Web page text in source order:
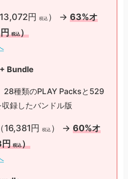
円 税込 ） → 63%オ
税込）
Bundle
28種類のPLAY Packsと529
録したバンドル版
16,381円 税込 ） → 60%オ
円税込）